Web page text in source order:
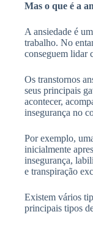
Mas o que é a
A ansiedade é
trabalho. No
conseguem lidar
Os transtornos
seus principais
acontecer,
insegurança no
Por exemplo,
inicialmente
insegurança,
e transpiração
Existem vários
principais tipos